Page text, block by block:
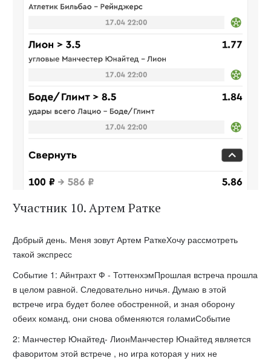
Участник 10. Артем Ратке
Добрый день. Меня зовут Артем РаткеХочу рассмотреть
такой экспресс
Событие 1: Айнтрахт Ф - ТоттенхэмПрошлая встреча прошла
в целом равной. Следовательно ничья. Думаю в этой
встрече игра будет более обостренной, и зная оборону
обеих команд, они снова обменяются голамиСобытие
2: Манчестер Юнайтед- ЛионМанчестер Юнайтед является
фаворитом этой встрече , но игра которая у них не